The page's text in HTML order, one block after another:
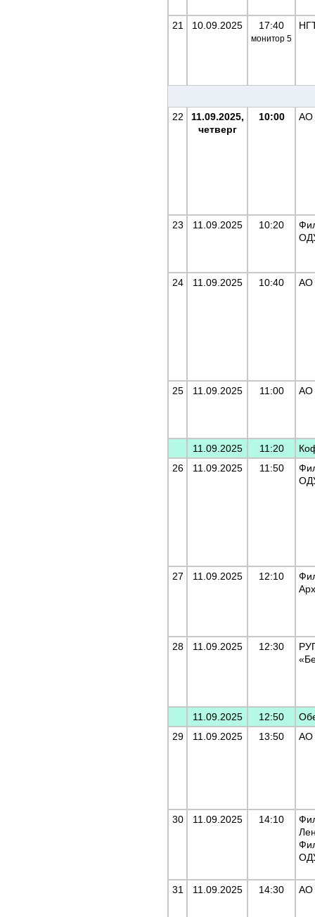
21 10.09.2025 17:40
монитор 5
22
11.09.2025,
четверг
10:00 АО
23 11.09.2025 10:20
24 11.09.2025 10:40 АО
25 11.09.2025 11:00 АО
11.09.2025 11:20
26
11.09.2025 11:50
27 11.09.2025 12:10
28 11.09.2025 12:30
11.09.2025 12:50
29
11.09.2025 13:50 АО
30 11.09.2025 14:10
31 11.09.2025 14:30 АО